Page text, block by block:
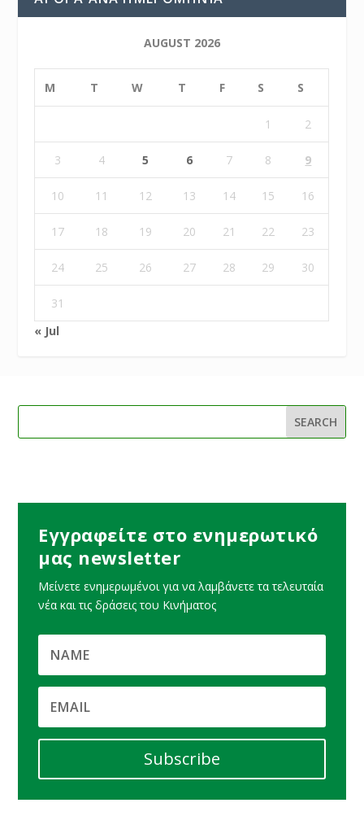
AUGUST 2026
M T W T F S S
1 2
3 4 5 6 7 8 9
10 11 12 13 14 15 16
17 18 19 20 21 22 23
24 25 26 27 28 29 30
31
« Jul
Εγγραφείτε στο ενημερωτικό
μας newsletter
Μείνετε ενημερωμένοι για να λαμβάνετε τα τελευταία
νέα και τις δράσεις του Κινήματος
Subscribe